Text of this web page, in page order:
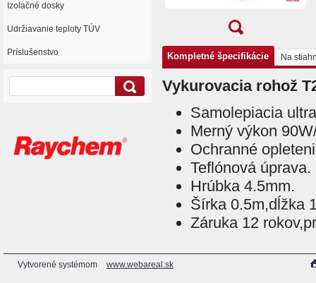
Izolačné dosky
Udržiavanie teploty TÚV
Príslušenstvo Kompletné špecifikácie Na
Vykurovacia rohož
Samolepiacia
Merný výkon
Ochranné
Teflónová úprava.
Hrúbka 4.5mm.
Šírka 0.5m,dĺžka
Záruka 12
Vytvorené systémom www.webareal.sk